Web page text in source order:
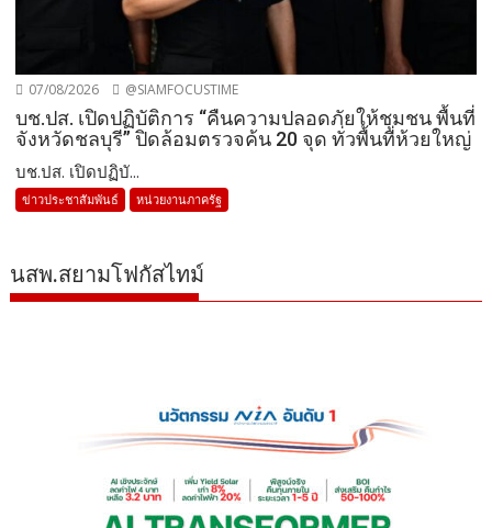
07/08/2026 @SIAMFOCUSTIME
บช.ปส. เปิดปฏิบัติการ “คืนความปลอดภัยให้ชุมชน พื้นที่
จังหวัดชลบุรี” ปิดล้อมตรวจค้น 20 จุด ทั่วพื้นที่ห้วยใหญ่
บช.ปส. เปิดปฏิบั...
ข่าวประชาสัมพันธ์ หน่วยงานภาครัฐ
นสพ.สยามโฟกัสไทม์